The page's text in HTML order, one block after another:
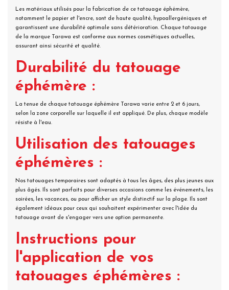
Les matériaux utilisés pour la fabrication de ce tatouage éphémère,
notamment le papier et l'encre, sont de haute qualité, hypoallergéniques et
garantissent une durabilité optimale sans détérioration. Chaque tatouage
de la marque Tarawa est conforme aux normes cosmétiques actuelles,
assurant ainsi sécurité et qualité.
Durabilité du tatouage
éphémère :
La tenue de chaque tatouage éphémère Tarawa varie entre 2 et 6 jours,
selon la zone corporelle sur laquelle il est appliqué. De plus, chaque modèle
résiste à l'eau.
Utilisation des tatouages
éphémères :
Nos tatouages temporaires sont adaptés à tous les âges, des plus jeunes aux
plus âgés. Ils sont parfaits pour diverses occasions comme les événements, les
soirées, les vacances, ou pour afficher un style distinctif sur la plage. Ils sont
également idéaux pour ceux qui souhaitent expérimenter avec l'idée du
tatouage avant de s'engager vers une option permanente.
Instructions pour
l'application de vos
tatouages éphémères :